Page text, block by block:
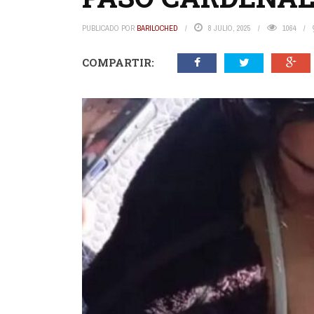
PUBLICADO POR BARILOCHED 8 JULIO, 2025 1064
COMPARTIR: